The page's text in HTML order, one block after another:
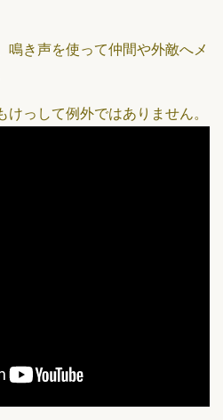
鳴き声を使って仲間や外敵へメ
っして例外ではありません。